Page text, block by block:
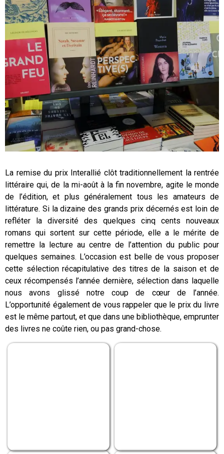
La remise du prix Interallié clôt traditionnellement la rentrée
littéraire qui, de la mi-août à la fin novembre, agite le monde
de l’édition, et plus généralement tous les amateurs de
littérature. Si la dizaine des grands prix décernés est loin de
refléter la diversité des quelques cinq cents nouveaux
romans qui sortent sur cette période, elle a le mérite de
remettre la lecture au centre de l’attention du public pour
quelques semaines. L’occasion est belle de vous proposer
cette sélection récapitulative des titres de la saison et de
ceux récompensés l’année dernière, sélection dans laquelle
nous avons glissé notre coup de cœur de l’année.
L’opportunité également de vous rappeler que le prix du livre
est le même partout, et que dans une bibliothèque, emprunter
des livres ne coûte rien, ou pas grand-chose.